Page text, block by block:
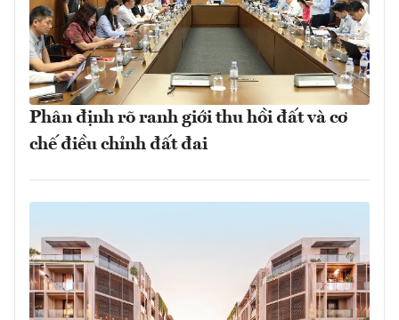
Phân định rõ ranh giới thu hồi đất và cơ
chế điều chỉnh đất đai